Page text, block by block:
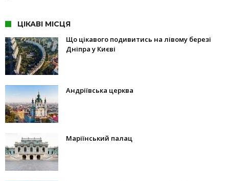
ЦІКАВІ МІСЦЯ
Що цікавого подивитись на лівому березі
Дніпра у Києві
Андріївська церква
Маріїнський палац